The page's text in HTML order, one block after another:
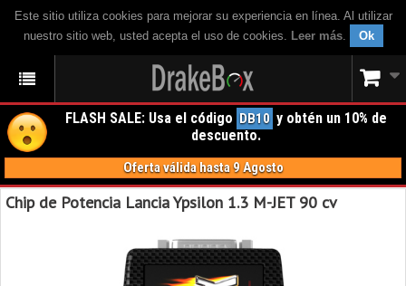
Este sitio utiliza cookies para mejorar su experiencia en línea. Al utilizar
nuestro sitio web, usted acepta el uso de cookies. Leer más. Ok
FLASH SALE: Usa el código DB10 y obtén un 10% de
descuento.
Oferta válida hasta 9 Agosto
Chip de Potencia Lancia Ypsilon 1.3 M-JET 90 cv